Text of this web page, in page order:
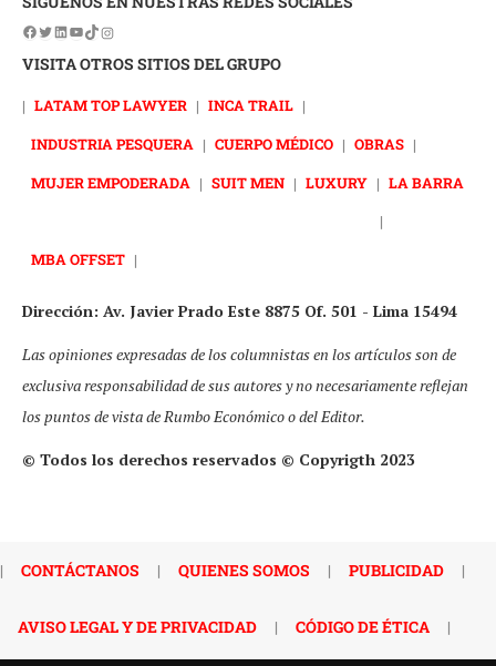
VISITA OTROS SITIOS DEL GRUPO
| LATAM TOP LAWYER | INCA TRAIL |
INDUSTRIA PESQUERA | CUERPO MÉDICO | OBRAS |
MUJER EMPODERADA | SUIT MEN | LUXURY | LA BARRA
|
MBA OFFSET |
Dirección: Av. Javier Prado Este 8875 Of. 501 - Lima 15494
Las opiniones expresadas de los columnistas en los artículos son de
exclusiva responsabilidad de sus autores y no necesariamente reflejan
los puntos de vista de Rumbo Económico o del Editor.
© Todos los derechos reservados © Copyrigth 2023
| CONTÁCTANOS | QUIENES SOMOS | PUBLICIDAD |
AVISO LEGAL Y DE PRIVACIDAD | CÓDIGO DE ÉTICA |